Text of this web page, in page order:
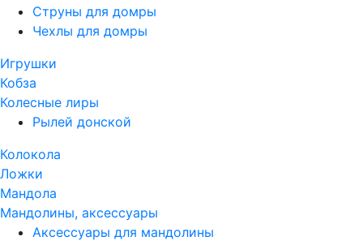
Струны для домры
Чехлы для домры
Игрушки
Кобза
Колесные лиры
Рылей донской
Колокола
Ложки
Мандола
Мандолины, аксессуары
Аксессуары для мандолины